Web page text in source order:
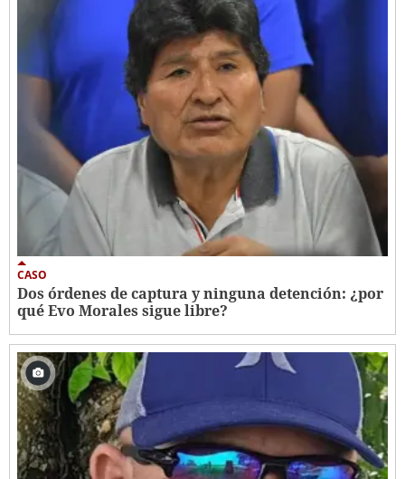
CASO
Dos órdenes de captura y ninguna detención: ¿por
qué Evo Morales sigue libre?